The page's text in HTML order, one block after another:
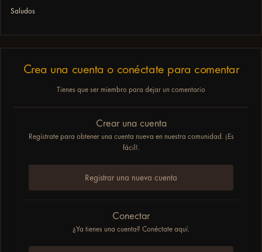
Saludos
Crea una cuenta o conéctate para comentar
Tienes que ser miembro para dejar un comentario
Crear una cuenta
Regístrate para obtener una cuenta nueva en nuestra comunidad. ¡Es
fácil!.
Registrar una nueva cuenta
Conectar
¿Ya tienes una cuenta? Conéctate aquí.